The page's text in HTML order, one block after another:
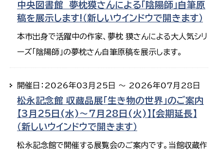
中央図書館 夢枕獏さんによる「陰陽師」自筆原
稿を展示します!（新しいウインドウで開きます）
本市出身で活躍中の作家、夢枕 獏さんによる大人気シリ
ーズ「陰陽師」の夢枕さん自筆原稿を展示します。
開催日：2026年03月25日 ～ 2026年07月28日
松永記念館 収蔵品展「生き物の世界」のご案内
【3月25日(水)～7月28日(火)】【会期延長】
（新しいウインドウで開きます）
松永記念館で開催する展覧会のご案内です。当館収蔵作